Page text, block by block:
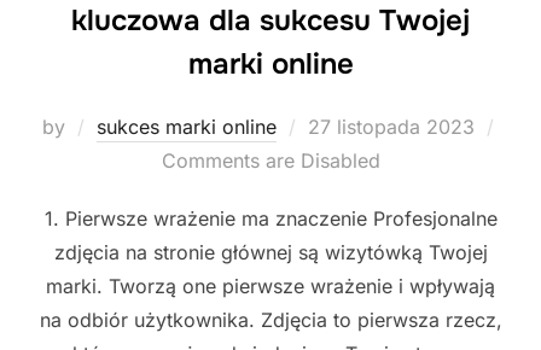
kluczowa dla sukcesu Twojej
marki online
by sukces marki online
Posted
on
27 listopada 2023
Comments are Disabled
1. Pierwsze wrażenie ma znaczenie Profesjonalne
zdjęcia na stronie głównej są wizytówką Twojej
marki. Tworzą one pierwsze wrażenie i wpływają
na odbiór użytkownika. Zdjęcia to pierwsza rzecz,